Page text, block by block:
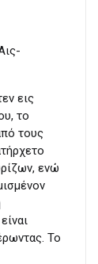
εις
το
τους
ενώ
Το